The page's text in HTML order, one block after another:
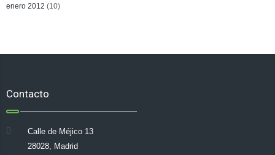
enero 2012 (10)
Contacto
Calle de Méjico 13
28028, Madrid